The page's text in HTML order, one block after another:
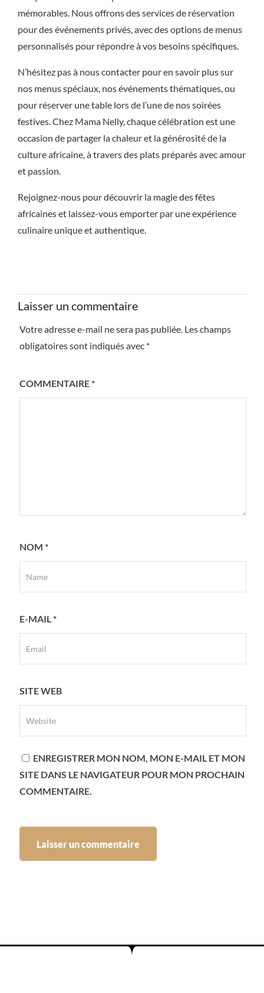
mémorables. Nous offrons des services de réservation
pour des événements privés, avec des options de menus
personnalisés pour répondre à vos besoins spécifiques.
N’hésitez pas à nous contacter pour en savoir plus sur
nos menus spéciaux, nos événements thématiques, ou
pour réserver une table lors de l’une de nos soirées
festives. Chez Mama Nelly, chaque célébration est une
occasion de partager la chaleur et la générosité de la
culture africaine, à travers des plats préparés avec amour
et passion.
Rejoignez-nous pour découvrir la magie des fêtes
africaines et laissez-vous emporter par une expérience
culinaire unique et authentique.
Laisser un commentaire
Votre adresse e-mail ne sera pas publiée. Les champs
obligatoires sont indiqués avec *
COMMENTAIRE*
NOM *
E-MAIL*
SITE WEB
ENREGISTRER MON NOM, MON E-MAIL ET MON
SITE DANS LE NAVIGATEUR POUR MON PROCHAIN
COMMENTAIRE.